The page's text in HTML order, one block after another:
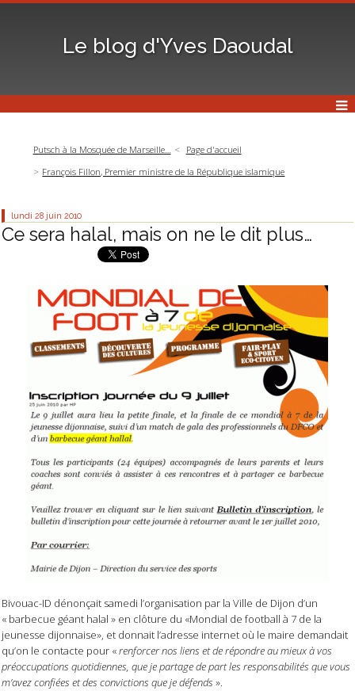
Le blog d'Yves Daoudal
Putsch à la Mosquée de Marseille…
Page d'accueil
François Fillon, Premier ministre de la République islamique
lundi 28 juin 2010
Ce sera halal, mais on ne le dit plus…
Bivouac-ID dénonçait samedi l’organisation par la Ville de Dijon d’un
« barbecue géant halal » en clôture du «Mondial de football à 7 de la
jeunesse dijonnaise», et donnait l’adresse internet où le maire demandait
qu’on le contacte pour «renforcer nos liens et de répondre au mieux à vos
préoccupations quotidiennes, que je partage de part les responsabilités que vous
m’avez confiées et des convictions que je défends ».